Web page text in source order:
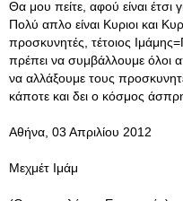
Θα μου πείτε, αφού είναι έτσι
Πολύ απλο είναι Κυριοι και
προσκυνητές, τέτοιος
πρέπει να συμβάλλουμε όλοι
να αλλάξουμε τους
κάποτε και δει ο κόσμος
Αθήνα, 03 Απριλίου 2012
Μεχμέτ Ιμάμ